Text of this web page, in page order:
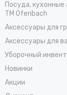
Посуда,
TM Ofenbach
Аксессуары для
Аксессуары для
Уборочный
Новинки
Акции